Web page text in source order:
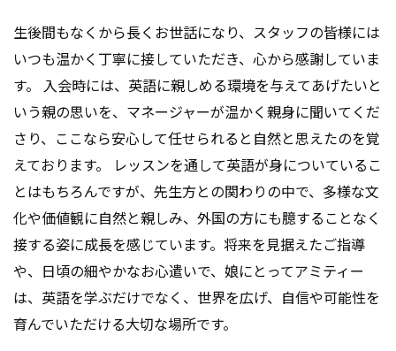
生後間もなくから長くお世話になり、スタッフの皆様には
いつも温かく丁寧に接していただき、心から感謝していま
す。 入会時には、英語に親しめる環境を与えてあげたいと
いう親の思いを、マネージャーが温かく親身に聞いてくだ
さり、ここなら安心して任せられると自然と思えたのを覚
えております。 レッスンを通して英語が身についているこ
とはもちろんですが、先生方との関わりの中で、多様な文
化や価値観に自然と親しみ、外国の方にも臆することなく
接する姿に成長を感じています。将来を見据えたご指導
や、日頃の細やかなお心遣いで、娘にとってアミティー
は、英語を学ぶだけでなく、世界を広げ、自信や可能性を
育んでいただける大切な場所です。